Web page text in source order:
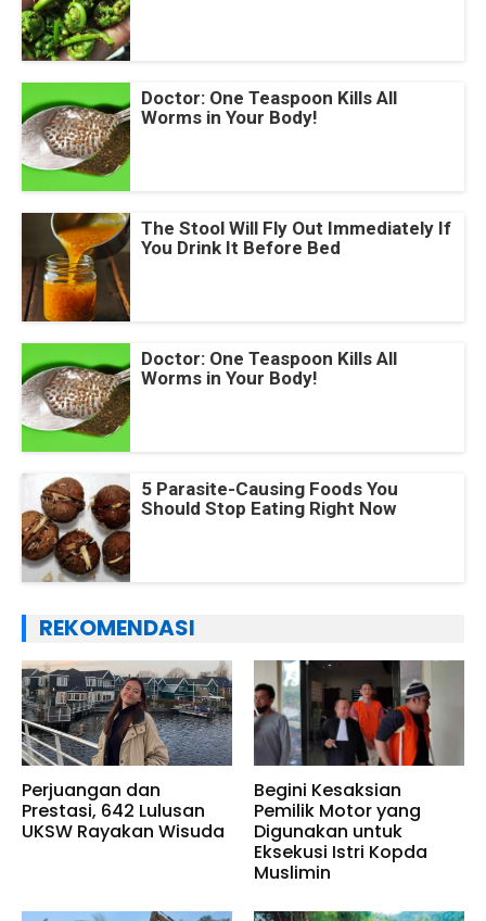
Doctor: One Teaspoon Kills All
Worms in Your Body!
The Stool Will Fly Out Immediately If
You Drink It Before Bed
Doctor: One Teaspoon Kills All
Worms in Your Body!
5 Parasite-Causing Foods You
Should Stop Eating Right Now
REKOMENDASI
Perjuangan dan
Prestasi, 642 Lulusan
UKSW Rayakan Wisuda
Begini Kesaksian
Pemilik Motor yang
Digunakan untuk
Eksekusi Istri Kopda
Muslimin